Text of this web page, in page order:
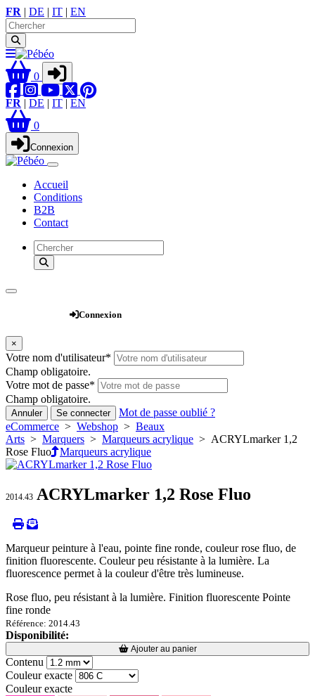
FR | DE | IT | EN
0
FR | DE | IT | EN
0
Connexion
Accueil
Conditions
B2B
Contact
Connexion
×
Votre nom d'utilisateur*
Champ obligatoire.
Votre mot de passe*
Champ obligatoire.
Annuler Se connecter
Mot de passe oublié ?
eCommerce > Webshop > Beaux
Arts > Marquers > Marqueurs acrylique > ACRYLmarker 1,2
Rose Fluo
Marqueurs acrylique
2014.43 ACRYLmarker 1,2 Rose Fluo
Marqueur peinture à l'eau, pointe fine ronde, couleur rose fluo, de
finition fluorescente. Couleur peu résistante à la lumière. La
fluorescence permet à la couleur d'être très lumineuse.
Rose fluo, peu résistant à la lumière. Finition fluorescente Pointe
fine ronde
Référence: 2014.43
Disponibilité:
Loading...
Loading... Ajouter au panier
Contenu
Couleur exacte
Couleur exacte